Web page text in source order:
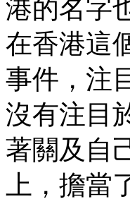
港的名字
在香港這
事件，注
沒有注目
著關及自
上，擔